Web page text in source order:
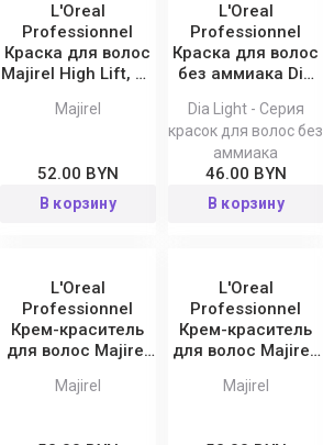
L'Oreal
Professionnel
Краска для волос
Majirel High Lift, 60
Majirel
52.00 BYN
В корзину
L'Oreal
Professionnel
Краска для волос
без аммиака Dia
Dia Light - Серия
красок для волос без
аммиака
46.00 BYN
В корзину
L'Oreal
Professionnel
Крем-краситель
для волос Majirel
Majirel
L'Oreal
Professionnel
Крем-краситель
для волос Majirel,
Majirel